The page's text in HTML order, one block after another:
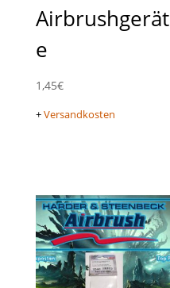
Airbrushgerät
e
1,45€
+Versandkosten